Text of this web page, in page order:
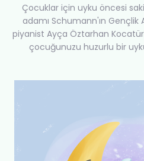
Çocuklar için uyku öncesi
adamı Schumann'ın
piyanist Ayça Öztarhan
çocuğunuzu huzurlu bir